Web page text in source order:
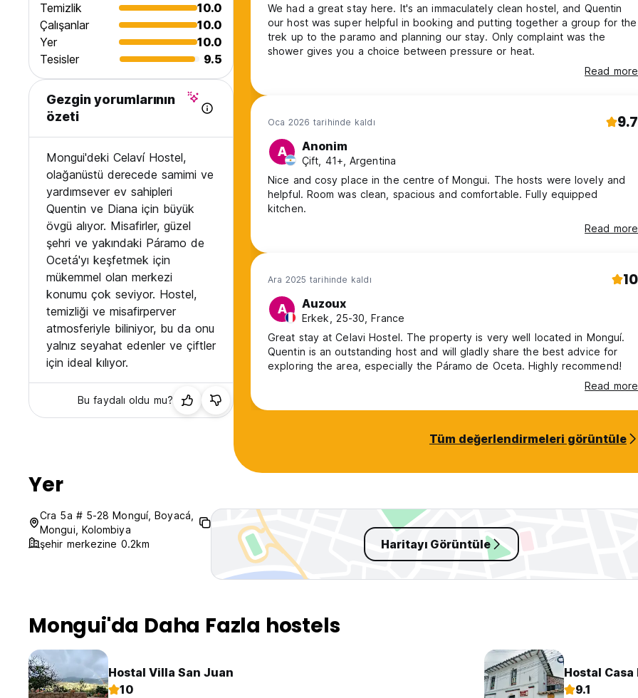
Temizlik
10.0
Çalışanlar
10.0
Yer
10.0
Tesisler
9.5
Gezgin yorumlarının
özeti
Mongui'deki Celaví Hostel,
olağanüstü derecede samimi ve
yardımsever ev sahipleri
Quentin ve Diana için büyük
övgü alıyor. Misafirler, güzel
şehri ve yakındaki Páramo de
Ocetá'yı keşfetmek için
mükemmel olan merkezi
konumu çok seviyor. Hostel,
temizliği ve misafirperver
atmosferiyle biliniyor, bu da onu
yalnız seyahat edenler ve çiftler
için ideal kılıyor.
Bu faydalı oldu mu?
We had a great stay here. It's an immaculately clean hostel, and Quentin
our host was super helpful in booking and putting together a group for the
trek up to the paramo and planning our stay. Only complaint was the
shower gives you a choice between pressure or heat.
Read more
Oca 2026 tarihinde kaldı 9.7
A Anonim
Çift, 41+, Argentina
Nice and cosy place in the centre of Mongui. The hosts were lovely and
helpful. Room was clean, spacious and comfortable. Fully equipped
kitchen.
Read more
Ara 2025 tarihinde kaldı 10
A Auzoux
Erkek, 25-30, France
Great stay at Celavi Hostel. The property is very well located in Monguí.
Quentin is an outstanding host and will gladly share the best advice for
exploring the area, especially the Páramo de Oceta. Highly recommend!
Read more
Tüm değerlendirmeleri görüntüle
Yer
Cra 5a # 5-28 Monguí, Boyacá,
Mongui, Kolombiya
şehir merkezine 0.2km
Haritayı Görüntüle
Mongui'da Daha Fazla hostels
Hostal Villa San Juan
10
Hostal
9.1